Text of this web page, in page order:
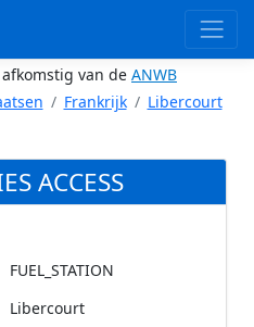
van de ANWB
Frankrijk
Libercourt
ACCESS
FUEL_STATION
Libercourt